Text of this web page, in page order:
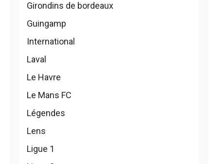
Girondins de bordeaux
Guingamp
International
Laval
Le Havre
Le Mans FC
Légendes
Lens
Ligue 1